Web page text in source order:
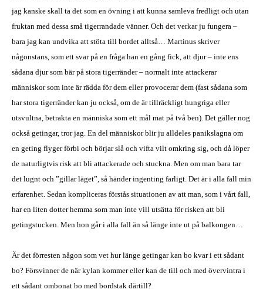
jag kanske skall ta det som en övning i att kunna samleva fredligt och utan
fruktan med dessa små tigerrandade vänner. Och det verkar ju fungera –
bara jag kan undvika att stöta till bordet alltså… Martinus skriver
någonstans, som ett svar på en fråga han en gång fick, att djur – inte ens
sådana djur som bär på stora tigerränder – normalt inte attackerar
människor som inte är rädda för dem eller provocerar dem (fast sådana som
har stora tigerränder kan ju också, om de är tillräckligt hungriga eller
utsvultna, betrakta en människa som ett mål mat på två ben). Det gäller nog
också getingar, tror jag. En del människor blir ju alldeles panikslagna om
en geting flyger förbi och börjar slå och vifta vilt omkring sig, och då löper
de naturligtvis risk att bli attackerade och stuckna. Men om man bara tar
det lugnt och ”gillar läget”, så händer ingenting farligt. Det är i alla fall min
erfarenhet. Sedan kompliceras förstås situationen av att man, som i vårt fall,
har en liten dotter hemma som man inte vill utsätta för risken att bli
getingstucken. Men hon går i alla fall än så länge inte ut på balkongen…
Är det förresten någon som vet hur länge getingar kan bo kvar i ett sådant
bo? Försvinner de när kylan kommer eller kan de till och med övervintra i
ett sådant ombonat bo med bordstak därtill?